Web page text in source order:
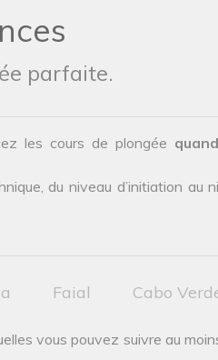
parfaite.
les cours de plongée
du niveau d’initiation au
Faial Cabo
vous pouvez suivre au